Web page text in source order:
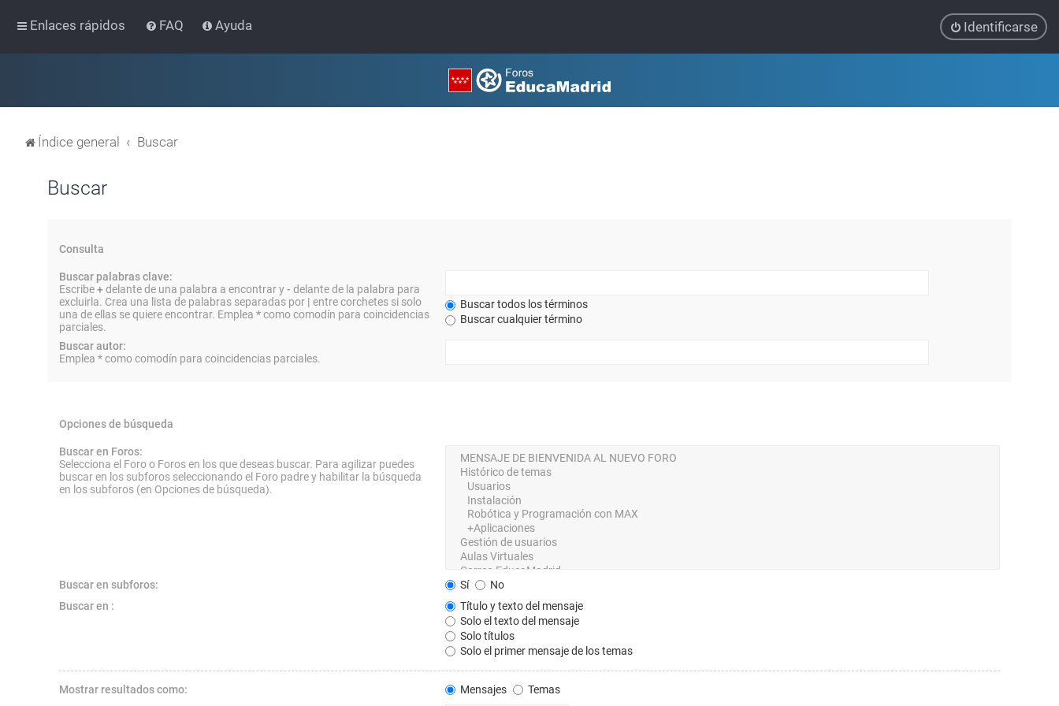
Enlaces rápidos FAQ Ayuda Identificarse
Índice general Buscar
Buscar
Consulta
Buscar palabras clave:
Escribe+delante de una palabra a encontrar y- delante de la palabra para
excluirla. Crea una lista de palabras separadas por | entre corchetes si solo
una de ellas se quiere encontrar. Emplea *como comodín para coincidencias
parciales.
Buscar todos los términos
Buscar cualquier término
Buscar autor:
Emplea * como comodín para coincidencias parciales.
Opciones de búsqueda
Buscar en Foros:
Selecciona el Foro o Foros en los que deseas buscar. Para agilizar puedes
buscar en los subforos seleccionando el Foro padre y habilitar la búsqueda
en los subforos (en Opciones de búsqueda).
Buscar en subforos: Sí
No
Buscar en :
Título y texto del mensaje
Solo el texto del mensaje
Solo títulos
Solo el primer mensaje de los temas
Mostrar resultados como: Mensajes
Temas